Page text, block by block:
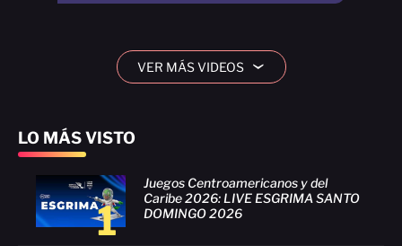
LO MÁS VISTO
1
Juegos Centroamericanos y del
Caribe 2026: LIVE ESGRIMA SANTO
DOMINGO 2026
VER MÁS VIDEOS ›